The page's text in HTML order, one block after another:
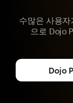
수많은 사용
으로 Dojo
Dojo